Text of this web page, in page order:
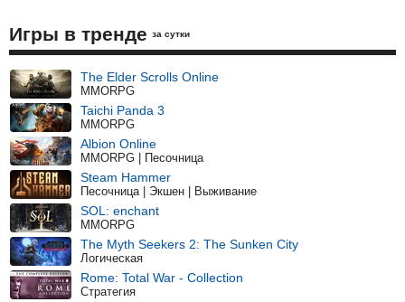
Игры в тренде за сутки
The Elder Scrolls Online
MMORPG
Taichi Panda 3
MMORPG
Albion Online
MMORPG | Песочница
Steam Hammer
Песочница | Экшен | Выживание
SOL: enchant
MMORPG
The Myth Seekers 2: The Sunken City
Логическая
Rome: Total War - Collection
Стратегия